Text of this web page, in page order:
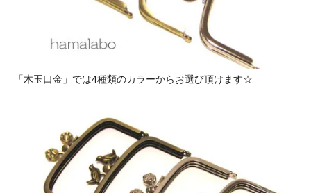
「木玉口金」では4種類のカラーからお選び頂けます☆